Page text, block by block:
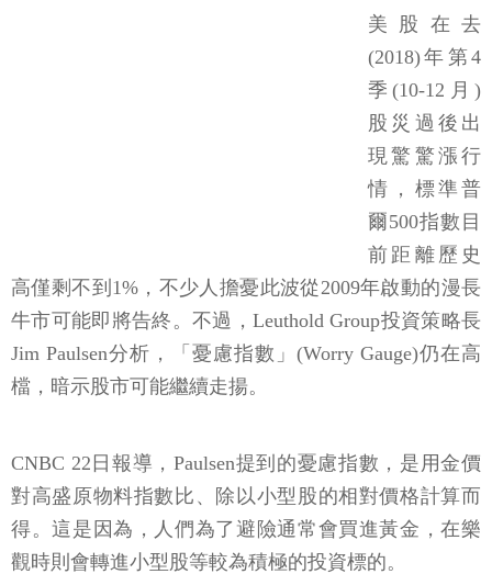
美股在去
(2018)年第4
季(10-12月)
股災過後出
現驚驚漲行
情，標準普
爾500指數目
前距離歷史
高僅剩不到1%，不少人擔憂此波從2009年啟動的漫長
牛市可能即將告終。不過，Leuthold Group投資策略長
Jim Paulsen分析，「憂慮指數」(Worry Gauge)仍在高
檔，暗示股市可能繼續走揚。
CNBC 22日報導 ，Paulsen提到的憂慮指數，是用金價
對高盛原物料指數比、除以小型股的相對價格計算而
得。這是因為，人們為了避險通常會買進黃金，在樂
觀時則會轉進小型股等較為積極的投資標的。